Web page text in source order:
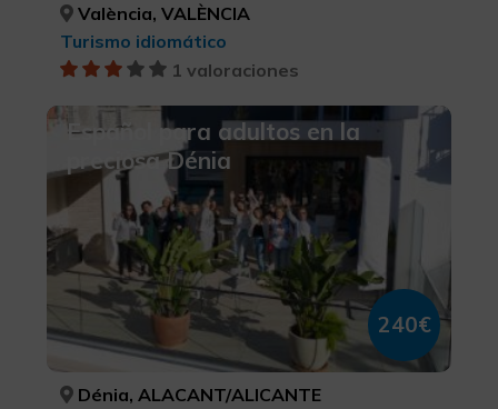
València, VALÈNCIA
Turismo idiomático
1 valoraciones
Español para adultos en la
preciosa Dénia
240€
Dénia, ALACANT/ALICANTE